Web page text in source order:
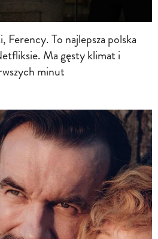
To najlepsza polska
Ma gęsty klimat i
minut